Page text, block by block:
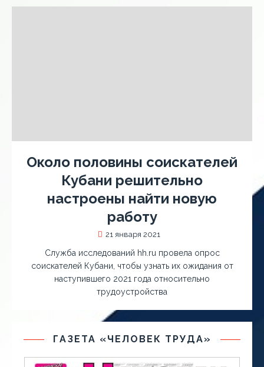
Около половины соискателей
Кубани решительно
настроены найти новую
работу
21 января 2021
Служба исследований hh.ru провела опрос
соискателей Кубани, чтобы узнать их ожидания от
наступившего 2021 года относительно
трудоустройства
ГАЗЕТА «ЧЕЛОВЕК ТРУДА»